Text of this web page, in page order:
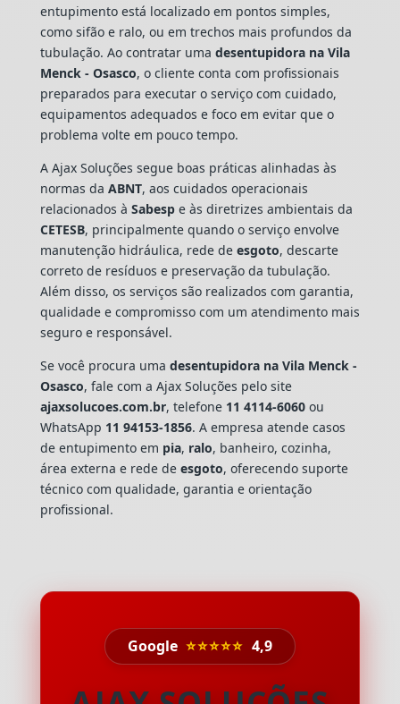
entupimento está localizado em pontos simples,
como sifão e ralo, ou em trechos mais profundos da
tubulação. Ao contratar uma desentupidora na Vila
Menck - Osasco, o cliente conta com profissionais
preparados para executar o serviço com cuidado,
equipamentos adequados e foco em evitar que o
problema volte em pouco tempo.
A Ajax Soluções segue boas práticas alinhadas às
normas da ABNT, aos cuidados operacionais
relacionados à Sabespe às diretrizes ambientais da
CETESB, principalmente quando o serviço envolve
manutenção hidráulica, rede de esgoto, descarte
correto de resíduos e preservação da tubulação.
Além disso, os serviços são realizados com garantia,
qualidade e compromisso com um atendimento mais
seguro e responsável.
Se você procura uma desentupidora na Vila Menck -
Osasco, fale com a Ajax Soluções pelo site
ajaxsolucoes.com.br, telefone 11 4114-6060ou
WhatsApp 11 94153-1856. A empresa atende casos
de entupimento em pia, ralo, banheiro, cozinha,
área externa e rede de esgoto, oferecendo suporte
técnico com qualidade, garantia e orientação
profissional.
Google ⭐⭐⭐⭐⭐ 4,9